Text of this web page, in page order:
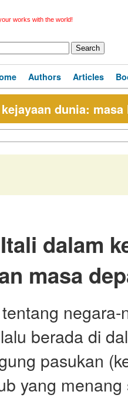
works with the world!
Authors Articles
dunia: masa
dalam
masa
berada di
pasukan
yang